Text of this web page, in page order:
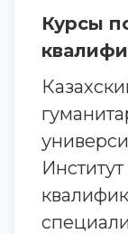
Курсы